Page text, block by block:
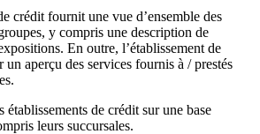
crédit fournit une vue d’ensemble des
y compris une description de
En outre, l’établissement de
aperçu des services fournis à / prestés
établissements de crédit sur une base
leurs succursales.